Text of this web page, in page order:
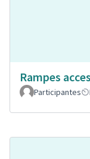
Rampes
Participantes